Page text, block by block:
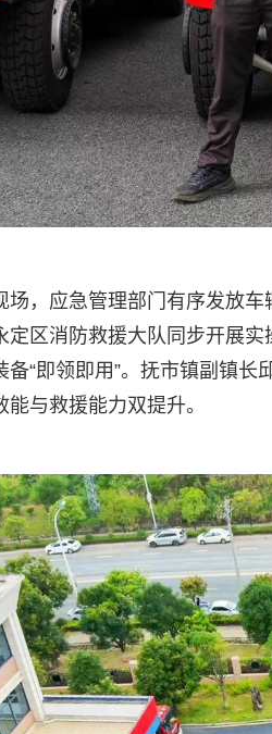
场，应急管理部门有序发放
定区消防救援大队同步开展
备“即领即用”。抚市镇副镇
能与救援能力双提升。